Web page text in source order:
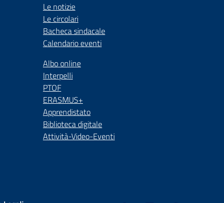
Le notizie
Le circolari
Bacheca sindacale
Calendario eventi
Albo online
Interpelli
PTOF
ERASMUS+
Apprendistato
Biblioteca digitale
Attività-Video-Eventi